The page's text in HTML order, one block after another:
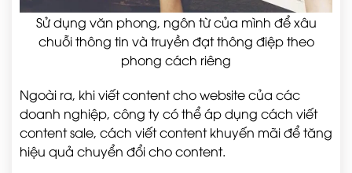
Sử dụng văn phong, ngôn từ của mình để xâu
chuỗi thông tin và truyền đạt thông điệp theo
phong cách riêng
Ngoài ra, khi viết content cho website của các
doanh nghiệp, công ty có thể áp dụng cách viết
content sale, cách viết content khuyến mãi để tăng
hiệu quả chuyển đổi cho content.